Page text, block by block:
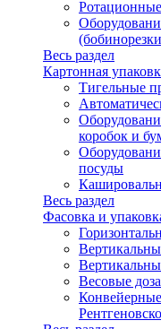
Весь раздел
Картонная
Тигельные
коробок и
посуды
Весь раздел
Фасовка и
Весовые